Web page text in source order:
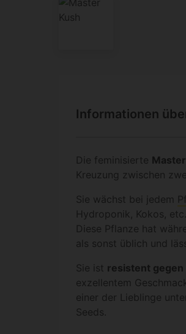
Informationen
Die feminisierte
Kreuzung zwischen
Sie wächst bei jedem
Hydroponik, Kokos,
Diese Pflanze hat
als sonst üblich und
Sie ist resistent gegen
exzellentem
einer der Lieblinge
Seeds.